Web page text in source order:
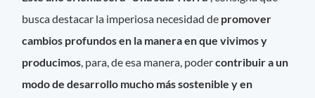
busca destacar la imperiosa necesidad de promover
cambios profundos en la manera en que vivimos y
producimos, para, de esa manera, podercontribuir a un
modo de desarrollo mucho más sostenible y en